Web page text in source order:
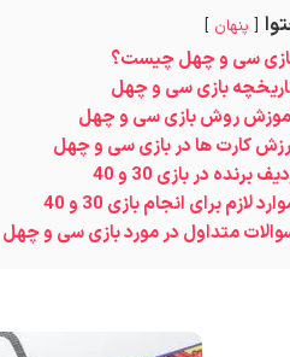
پنهان
سی و چهل چیست؟
بازی سی و چهل
روش بازی سی و چهل
کارت ها در بازی سی و چهل
برنده در بازی 30 و 40
لازم برای انجام بازی 30 و 40
متداول در مورد بازی سی و چهل